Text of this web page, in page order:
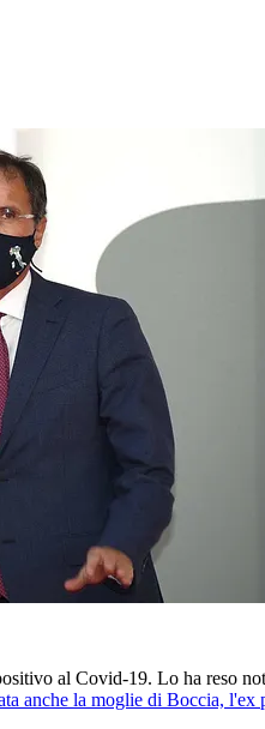
al Covid-19. Lo ha reso
anche la moglie di Boccia,